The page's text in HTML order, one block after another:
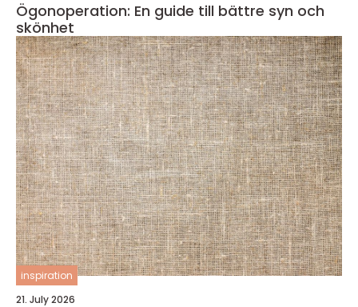
Ögonoperation: En guide till bättre syn och
skönhet
inspiration
21. July 2026